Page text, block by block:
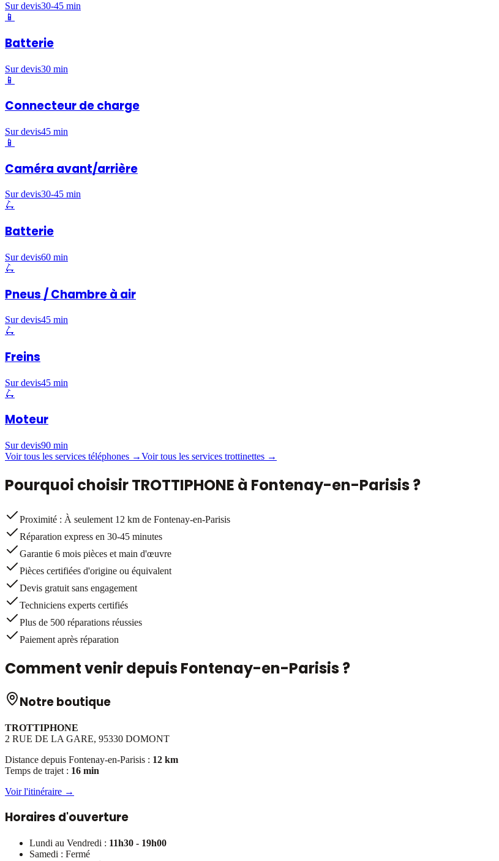
Sur devis30-45 min
📱
Batterie
Sur devis30 min
📱
Connecteur de charge
Sur devis45 min
📱
Caméra avant/arrière
Sur devis30-45 min
🛴
Batterie
Sur devis60 min
🛴
Pneus / Chambre à air
Sur devis45 min
🛴
Freins
Sur devis45 min
🛴
Moteur
Sur devis90 min
Voir tous les services téléphones →Voir tous les services trottinettes →
Pourquoi choisir TROTTIPHONE à Fontenay-en-Parisis?
Proximité : À seulement 12 km de Fontenay-en-Parisis
Réparation express en 30-45 minutes
Garantie 6 mois pièces et main d'œuvre
Pièces certifiées d'origine ou équivalent
Devis gratuit sans engagement
Techniciens experts certifiés
Plus de 500 réparations réussies
Paiement après réparation
Comment venir depuisFontenay-en-Parisis?
Notre boutique
TROTTIPHONE
2 RUE DE LA GARE, 95330 DOMONT
Distance depuis Fontenay-en-Parisis : 12 km
Temps de trajet : 16 min
Voir l'itinéraire →
Horaires d'ouverture
Lundi au Vendredi : 11h30 - 19h00
Samedi : Fermé